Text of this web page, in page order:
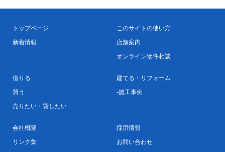
トップページ
新着情報
このサイトの使い方
店舗案内
オンライン物件相談
借りる
買う
売りたい・貸したい
建てる・リフォーム
施工事例
会社概要
リンク集
採用情報
お問い合わせ